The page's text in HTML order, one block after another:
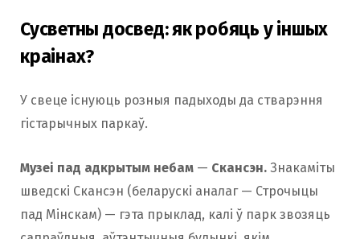
Сусветны досвед: як робяць у іншых
краінах?
У свеце існуюць розныя падыходы да стварэння
гістарычных паркаў.
Музеі пад адкрытым небам — Скансэн. Знакаміты
шведскі Скансэн (беларускі аналаг — Строчыцы
пад Мінскам) — гэта прыклад, калі ў парк звозяць